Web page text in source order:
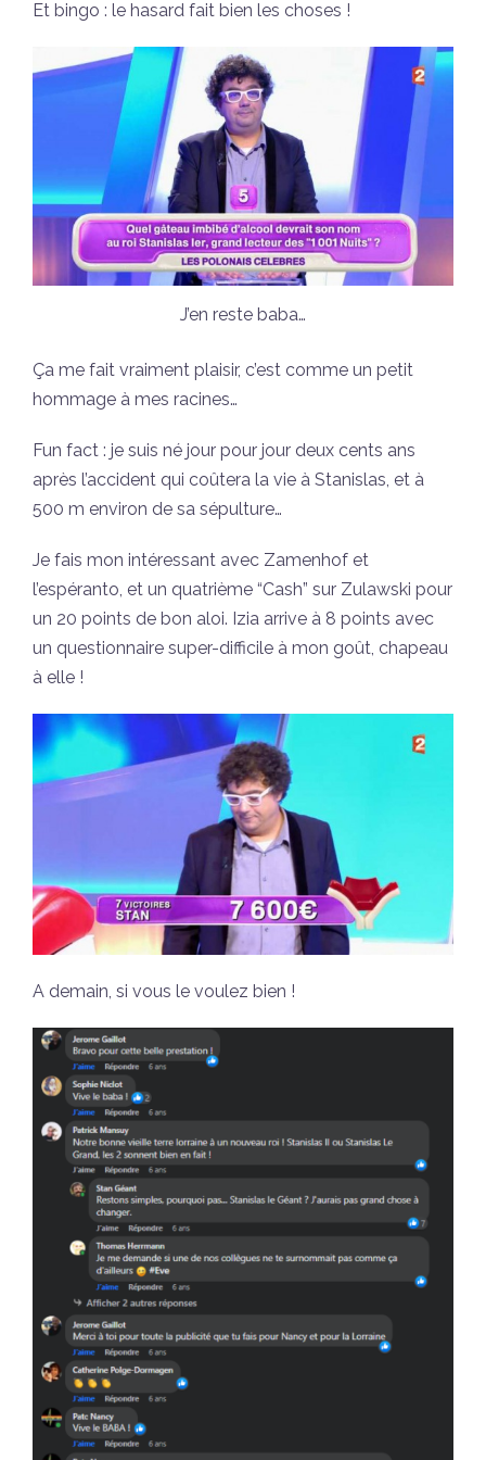
Et bingo : le hasard fait bien les choses !
J’en reste baba…
Ça me fait vraiment plaisir, c’est comme un petit
hommage à mes racines…
Fun fact : je suis né jour pour jour deux cents ans
après l’accident qui coûtera la vie à Stanislas, et à
500 m environ de sa sépulture…
Je fais mon intéressant avec Zamenhof et
l’espéranto, et un quatrième “Cash” sur Zulawski pour
un 20 points de bon aloi. Izia arrive à 8 points avec
un questionnaire super-difficile à mon goût, chapeau
à elle !
A demain, si vous le voulez bien !